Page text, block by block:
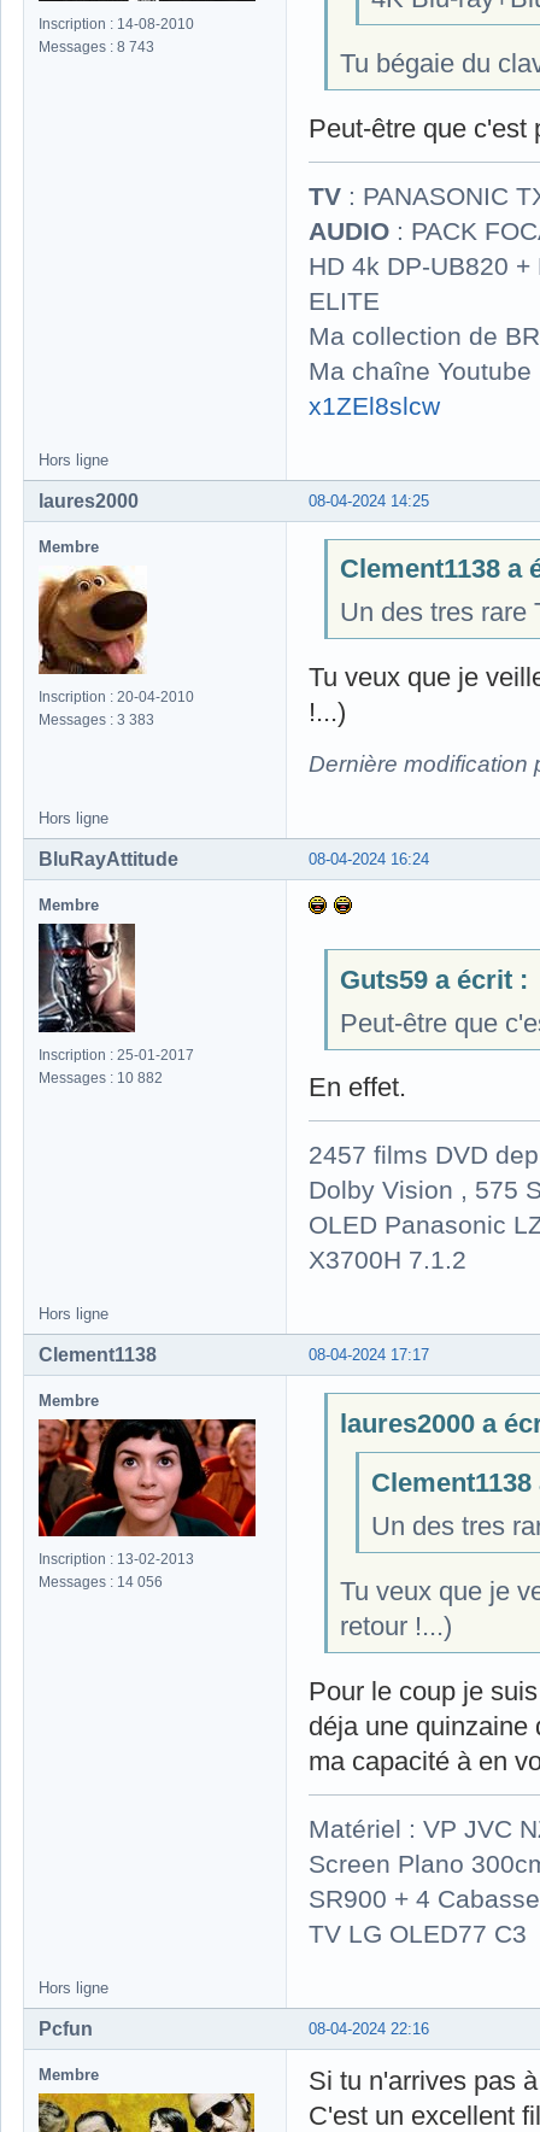
Inscription : 14-08-2010
Messages : 8 743
Tu bégaie du
Peut-être que c'est
TV : PANASONIC
AUDIO : PACK
HD 4k DP-UB820
ELITE
Ma collection de
Ma chaîne
x1ZEl8slcw
Hors ligne
08-04-2024 14:25
laures2000
Membre
Inscription : 20-04-2010
Messages : 3 383
Clement1138 a
Un des tres rare
Tu veux que je
!...)
Dernière modification
Hors ligne
08-04-2024 16:24
BluRayAttitude
Membre
Inscription : 25-01-2017
Messages : 10 882
Guts59 a écrit :
Peut-être que
En effet.
2457 films DVD
Dolby Vision , 575
OLED Panasonic
X3700H 7.1.2
Hors ligne
08-04-2024 17:17
Clement1138
Membre
Inscription : 13-02-2013
Messages : 14 056
laures2000 a
Un des tres
Tu veux que je
retour !...)
Pour le coup je
déja une
ma capacité à en
Matériel : VP JVC
Screen Plano
SR900 + 4
TV LG OLED77 C3
Hors ligne
08-04-2024 22:16
Pcfun
Membre
Si tu n'arrives pas
C'est un excellent